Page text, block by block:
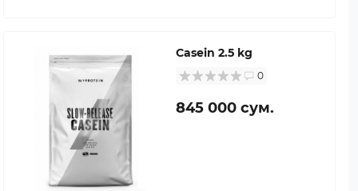
Casein 2.5 kg
0
845 000 сум.